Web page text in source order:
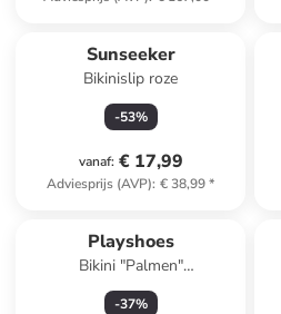
Sunseeker
Bikinislip roze
-53%
vanaf: € 17,99
Adviesprijs (AVP): € 38,99*
Playshoes
Bikini "Palmen"
blauw/wit/oranje
-37%